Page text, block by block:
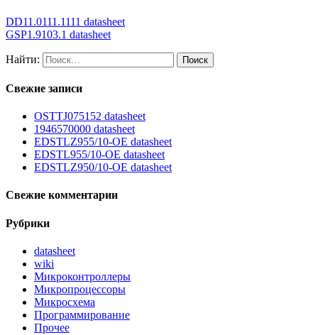
DD11.0111.1111 datasheet
GSP1.9103.1 datasheet
Найти:
Свежие записи
OSTTJ075152 datasheet
1946570000 datasheet
EDSTLZ955/10-OE datasheet
EDSTL955/10-OE datasheet
EDSTLZ950/10-OE datasheet
Свежие комментарии
Рубрики
datasheet
wiki
Микроконтроллеры
Микропроцессоры
Микросхема
Программирование
Прочее